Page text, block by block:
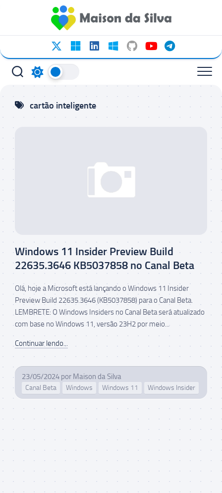
conteúdo
cartão inteligente
Windows 11 Insider Preview Build
22635.3646 KB5037858 no Canal Beta
Olá, hoje a Microsoft está lançando o Windows 11 Insider
Preview Build 22635.3646 (KB5037858) para o Canal Beta.
LEMBRETE: O Windows Insiders no Canal Beta será atualizado
com base no Windows 11, versão 23H2 por meio...
Continuar lendo...
23/05/2024 por Maison da Silva
Canal Beta Windows Windows 11 Windows Insider